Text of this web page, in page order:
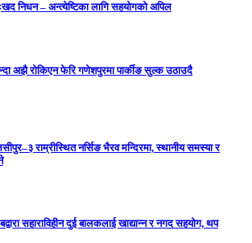
निधन – अन्त्येष्टिका लागि सहयोगको अपिल
अझै रोकिएन फेरि गणेशपुरमा पार्कीङ सुल्क उठाउदै
राम्रीस्थित नर्सिङ भैरव मन्दिरमा, स्थानीय समस्या र
सहाराविहीन दुई बालकलाई खाद्यान्न र नगद सहयोग, थप